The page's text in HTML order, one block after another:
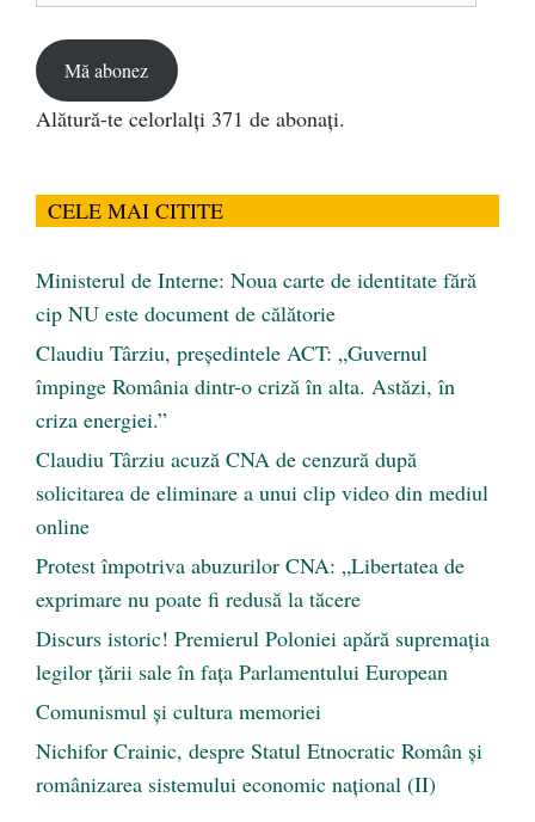
Mă abonez
Alătură-te celorlalți 371 de abonați.
CELE MAI CITITE
Ministerul de Interne: Noua carte de identitate fără
cip NU este document de călătorie
Claudiu Târziu, președintele ACT: „Guvernul
împinge România dintr-o criză în alta. Astăzi, în
criza energiei.”
Claudiu Târziu acuză CNA de cenzură după
solicitarea de eliminare a unui clip video din mediul
online
Protest împotriva abuzurilor CNA: „Libertatea de
exprimare nu poate fi redusă la tăcere
Discurs istoric! Premierul Poloniei apără supremația
legilor țării sale în fața Parlamentului European
Comunismul şi cultura memoriei
Nichifor Crainic, despre Statul Etnocratic Român şi
românizarea sistemului economic naţional (II)